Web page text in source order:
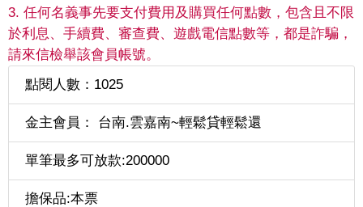
3. 任何名義事先要支付費用及購買任何點數，包含且不限
於利息、手續費、審查費、遊戲電信點數等，都是詐騙，
請來信檢舉該會員帳號。
點閱人數：1025
金主會員： 台南.雲嘉南~輕鬆貸輕鬆還
單筆最多可放款:200000
擔保品:本票